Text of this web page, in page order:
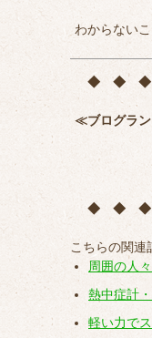
わからない
◆ ◆
≪ブログラン
◆ ◆
こちらの関連
周囲の人
熱中症計
軽い力で